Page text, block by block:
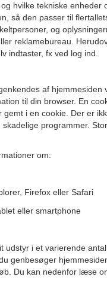
hvilke tekniske enheder
så den passer til
og
reklamebureau.
indtaster, fx ved log ind.
af hjemmesiden
til din browser. En
i en cookie. Der er
programmer.
om:
Firefox eller Safari
eller smartphone
udstyr i et varierende
genbesøger
Du kan nedenfor læse